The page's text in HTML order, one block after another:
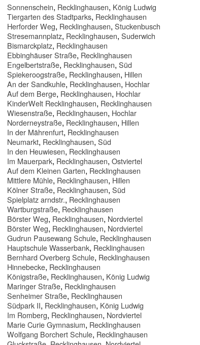
Sonnenschein, Recklinghausen, König Ludwig
Tiergarten des Stadtparks, Recklinghausen
Herforder Weg, Recklinghausen, Stuckenbusch
Stresemannplatz, Recklinghausen, Suderwich
Bismarckplatz, Recklinghausen
Ebbinghäuser Straße, Recklinghausen
Engelbertstraße, Recklinghausen, Süd
Spiekeroogstraße, Recklinghausen, Hillen
An der Sandkuhle, Recklinghausen, Hochlar
Auf dem Berge, Recklinghausen, Hochlar
KinderWelt Recklinghausen, Recklinghausen
Wiesenstraße, Recklinghausen, Hochlar
Norderneystraße, Recklinghausen, Hillen
In der Mährenfurt, Recklinghausen
Neumarkt, Recklinghausen, Süd
In den Heuwiesen, Recklinghausen
Im Mauerpark, Recklinghausen, Ostviertel
Auf dem Kleinen Garten, Recklinghausen
Mittlere Mühle, Recklinghausen, Hillen
Kölner Straße, Recklinghausen, Süd
Spielplatz arndstr., Recklinghausen
Wartburgstraße, Recklinghausen
Börster Weg, Recklinghausen, Nordviertel
Börster Weg, Recklinghausen, Nordviertel
Gudrun Pausewang Schule, Recklinghausen
Hauptschule Wasserbank, Recklinghausen
Bernhard Overberg Schule, Recklinghausen
Hinnebecke, Recklinghausen
Königstraße, Recklinghausen, König Ludwig
Maringer Straße, Recklinghausen
Senheimer Straße, Recklinghausen
Südpark II, Recklinghausen, König Ludwig
Im Romberg, Recklinghausen, Nordviertel
Marie Curie Gymnasium, Recklinghausen
Wolfgang Borchert Schule, Recklinghausen